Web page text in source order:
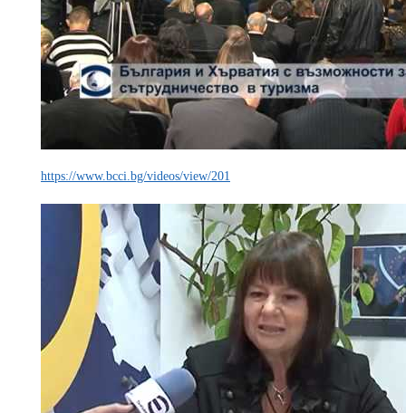
https://www.bcci.bg/videos/view/201